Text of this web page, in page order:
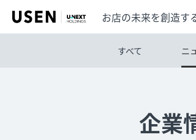
お店の未来を創造す
すべて ニ
企業